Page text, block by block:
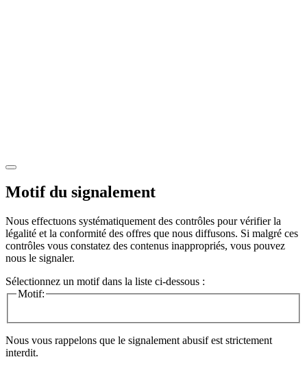
Motif du signalement
Nous effectuons systématiquement des contrôles pour vérifier la
légalité et la conformité des offres que nous diffusons. Si malgré ces
contrôles vous constatez des contenus inappropriés, vous pouvez
nous le signaler.
Sélectionnez un motif dans la liste ci-dessous :
Motif:
Nous vous rappelons que le signalement abusif est strictement
interdit.